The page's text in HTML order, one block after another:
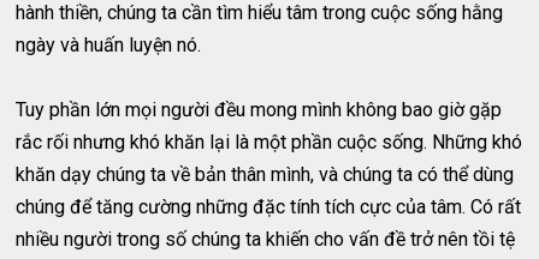
hành thiền, chúng ta cần tìm hiểu tâm trong cuộc sống hằng
ngày và huấn luyện nó.
Tuy phần lớn mọi người đều mong mình không bao giờ gặp
rắc rối nhưng khó khăn lại là một phần cuộc sống. Những khó
khăn dạy chúng ta về bản thân mình, và chúng ta có thể dùng
chúng để tăng cường những đặc tính tích cực của tâm. Có rất
nhiều người trong số chúng ta khiến cho vấn đề trở nên tồi tệ